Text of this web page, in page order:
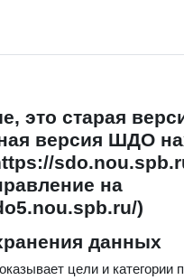
содержанию
это старая
версия ШДО
на
)
данных
цели и категории